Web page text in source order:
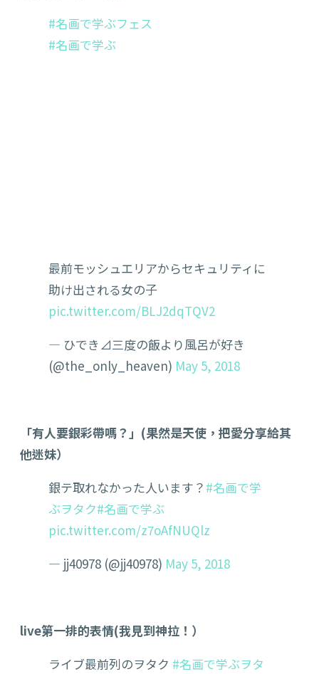
#名画で学ぶフェス
#名画で学ぶ
最前モッシュエリアからセキュリティに
助け出される女の子
pic.twitter.com/BLJ2dqTQV2
— ひでき⊿三度の飯より風呂が好き
(@the_only_heaven) May 5, 2018
「有人要銀彩帶嗎？」(果然是天使，把愛分享給其
他迷妹）
銀テ取れなかった人います？ #名画で学
ぶヲタク#名画で学ぶ
pic.twitter.com/z7oAfNUQlz
— jj40978 (@jj40978) May 5, 2018
live第一排的表情(我見到神拉！）
ライブ最前列のヲタク #名画で学ぶヲタ